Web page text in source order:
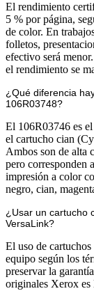
El rendimiento
5 % por página,
de color. En
folletos,
efectivo será
el rendimiento se
¿Qué diferencia
106R03748?
El 106R03746 es
el cartucho cian
Ambos son de alta
pero corresponden
impresión a color
negro, cian,
¿Usar un cartucho
VersaLink?
El uso de
equipo según los
preservar la
originales Xerox es